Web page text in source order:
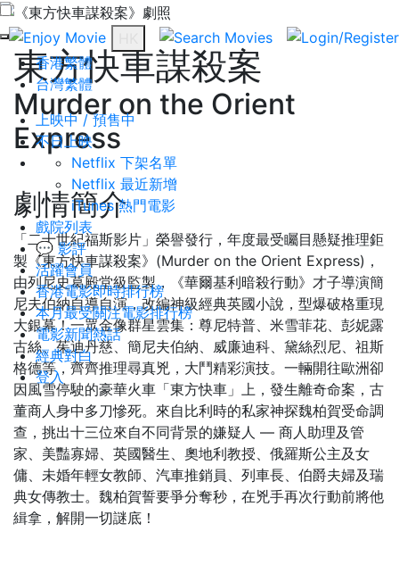
香港繁體
台灣繁體
上映中 / 預售中
不日上映
Netflix 下架名單
Netflix 最近新增
iTunes 熱門電影
戲院列表
💬 影評
活躍會員
香港電影即時排行榜
本月最受關注電影排行榜
電影新聞熱話
經典對白
登入
東方快車謀殺案
Murder on the Orient
Express
劇情簡介
「二十世紀福斯影片」榮譽發行，年度最受矚目懸疑推理鉅
製《東方快車謀殺案》(Murder on the Orient Express)，
由列尼史葛殿堂級監製，《華爾基利暗殺行動》才子導演簡
尼夫伯納自導自演，改編神級經典英國小說，型爆破格重現
大銀幕！一眾金像群星雲集：尊尼特普、米雪菲花、彭妮露
古絲、茱迪丹慈、簡尼夫伯納、威廉迪科、黛絲烈尼、祖斯
格德等，齊齊推理尋真兇，大鬥精彩演技。一輛開往歐洲卻
因風雪停駛的豪華火車「東方快車」上，發生離奇命案，古
董商人身中多刀慘死。來自比利時的私家神探魏柏賀受命調
查，挑出十三位來自不同背景的嫌疑人 –– 商人助理及管
家、美豔寡婦、英國醫生、奧地利教授、俄羅斯公主及女
傭、未婚年輕女教師、汽車推銷員、列車長、伯爵夫婦及瑞
典女傳教士。魏柏賀誓要爭分奪秒，在兇手再次行動前將他
緝拿，解開一切謎底！